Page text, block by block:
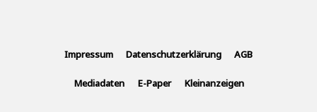
Impressum Datenschutzerklärung AGB
Mediadaten E-Paper Kleinanzeigen